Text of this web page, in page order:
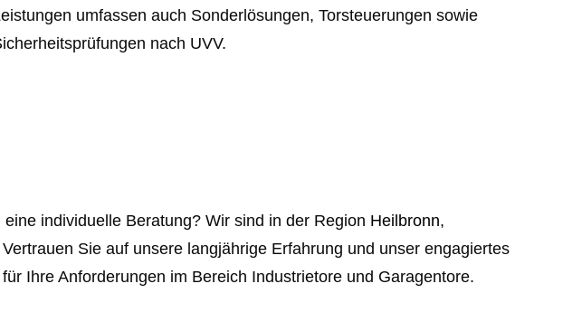
umfassen auch Sonderlösungen, Torsteuerungen sowie
nach UVV.
individuelle Beratung? Wir sind in der Region Heilbronn,
Sie auf unsere langjährige Erfahrung und unser engagiertes
Ihre Anforderungen im Bereich Industrietore und Garagentore.